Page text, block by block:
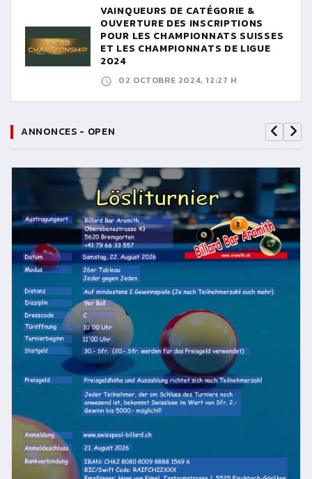
VAINQUEURS DE CATÉGORIE &
OUVERTURE DES INSCRIPTIONS
POUR LES CHAMPIONNATS SUISSES
ET LES CHAMPIONNATS DE LIGUE
2024
02 OCTOBRE 2024, 12:27 H
ANNONCES - OPEN